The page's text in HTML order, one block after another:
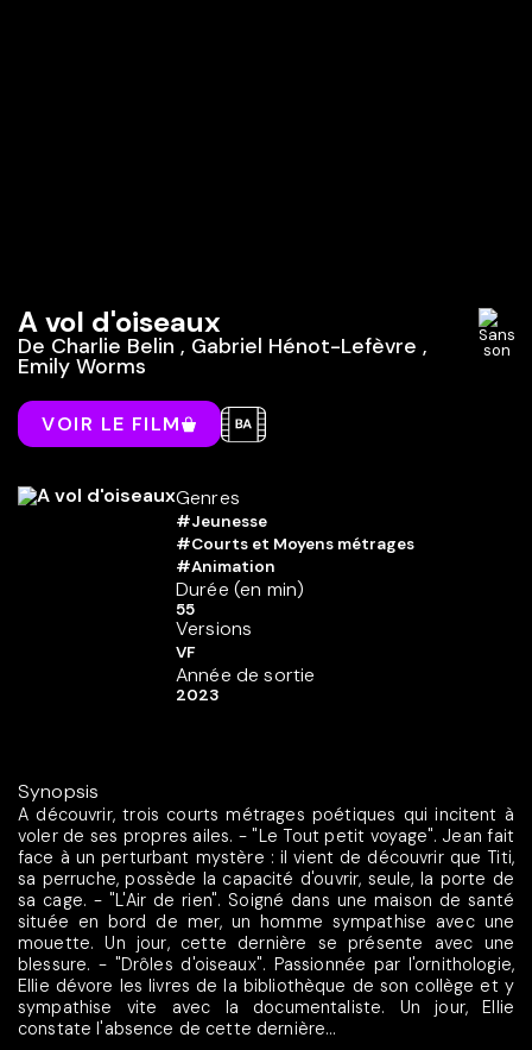
A vol d'oiseaux
De Charlie Belin , Gabriel Hénot-Lefèvre ,
Emily Worms
VOIR LE FILM
Genres
#Jeunesse
#Courts et Moyens métrages
#Animation
Durée (en min)
55
Versions
VF
Année de sortie
2023
Synopsis
A découvrir, trois courts métrages poétiques qui incitent à
voler de ses propres ailes. - "Le Tout petit voyage". Jean fait
face à un perturbant mystère : il vient de découvrir que Titi,
sa perruche, possède la capacité d'ouvrir, seule, la porte de
sa cage. - "L'Air de rien". Soigné dans une maison de santé
située en bord de mer, un homme sympathise avec une
mouette. Un jour, cette dernière se présente avec une
blessure. - "Drôles d'oiseaux". Passionnée par l'ornithologie,
Ellie dévore les livres de la bibliothèque de son collège et y
sympathise vite avec la documentaliste. Un jour, Ellie
constate l'absence de cette dernière...